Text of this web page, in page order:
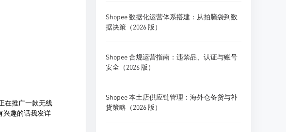
Shopee 数据化运营体系搭建：从拍脑袋到数
据决策（2026 版）
Shopee 合规运营指南：违禁品、认证与账号
安全（2026 版）
Shopee 本土店供应链管理：海外仓备货与补
货策略（2026 版）